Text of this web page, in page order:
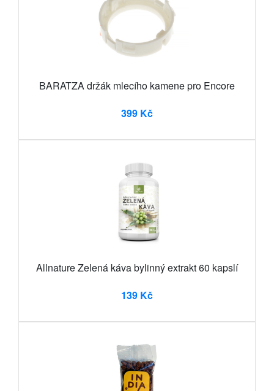
BARATZA držák mlecího kamene pro Encore
399 Kč
Allnature Zelená káva bylinný extrakt 60 kapslí
139 Kč